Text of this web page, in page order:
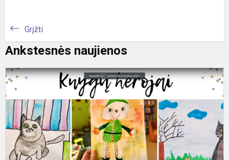
Grįžti
Ankstesnės naujienos